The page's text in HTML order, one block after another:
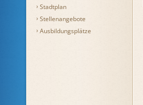
Stadtplan
Stellenangebote
Ausbildungsplätze